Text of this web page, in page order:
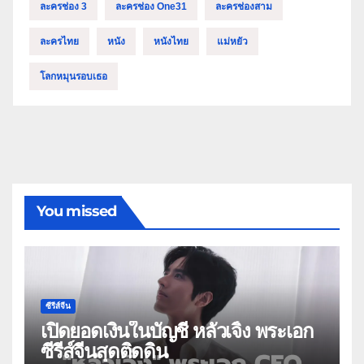
ละครช่อง 3 ละครช่อง One31 ละครช่องสาม
ละครไทย หนัง หนังไทย แม่หยัว
โลกหมุนรอบเธอ
You missed
ซีรีส์จีน
เปิดยอดเงินในบัญชี หลัวเจิ้ง พระเอก
ซีรีส์จีนสุดติดดิน